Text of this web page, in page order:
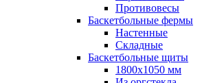
Противовесы
Баскетбольные фермы
Настенные
Складные
Баскетбольные щиты
1800х1050 мм